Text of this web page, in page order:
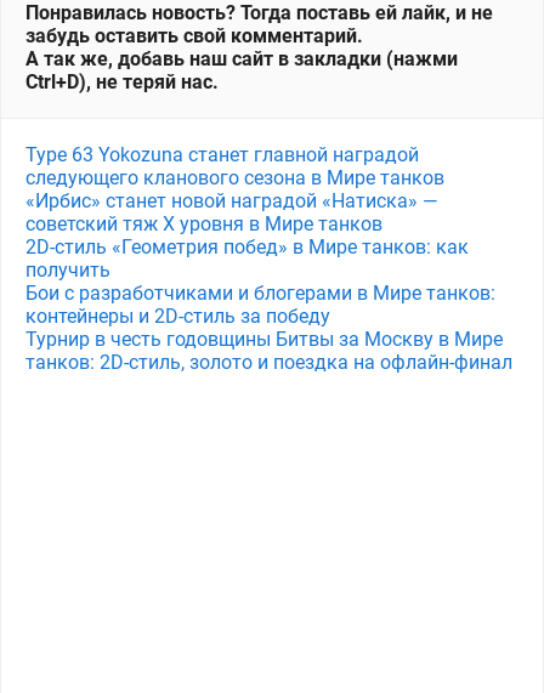
Понравилась новость? Тогда поставь ей лайк, и не
забудь оставить свой комментарий.
А так же, добавь наш сайт в закладки (нажми
Ctrl+D), не теряй нас.
Type 63 Yokozuna станет главной наградой
следующего кланового сезона в Мире танков
«Ирбис» станет новой наградой «Натиска» —
советский тяж X уровня в Мире танков
2D-стиль «Геометрия побед» в Мире танков: как
получить
Бои с разработчиками и блогерами в Мире танков:
контейнеры и 2D-стиль за победу
Турнир в честь годовщины Битвы за Москву в Мире
танков: 2D-стиль, золото и поездка на офлайн-финал